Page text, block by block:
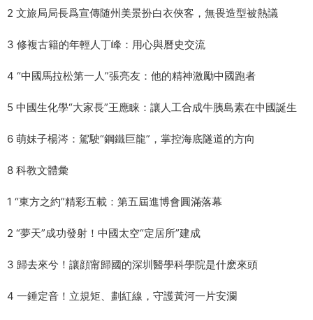
2 文旅局局長爲宣傳随州美景扮白衣俠客，無畏造型被熱議
3 修複古籍的年輕人丁峰：用心與曆史交流
4 “中國馬拉松第一人”張亮友：他的精神激勵中國跑者
5 中國生化學“大家長”王應睐：讓人工合成牛胰島素在中國誕生
6 萌妹子楊涔：駕駛“鋼鐵巨龍”，掌控海底隧道的方向
8 科教文體彙
1 “東方之約”精彩五載：第五屆進博會圓滿落幕
2 “夢天”成功發射！中國太空“定居所”建成
3 歸去來兮！讓顔甯歸國的深圳醫學科學院是什麽來頭
4 一錘定音！立規矩、劃紅線，守護黃河一片安瀾